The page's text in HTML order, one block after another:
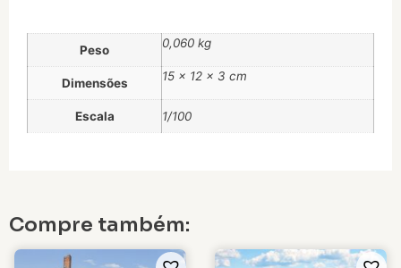
Peso 0,060 kg
Dimensões 15 × 12 × 3 cm
Escala 1/100
Compre também: